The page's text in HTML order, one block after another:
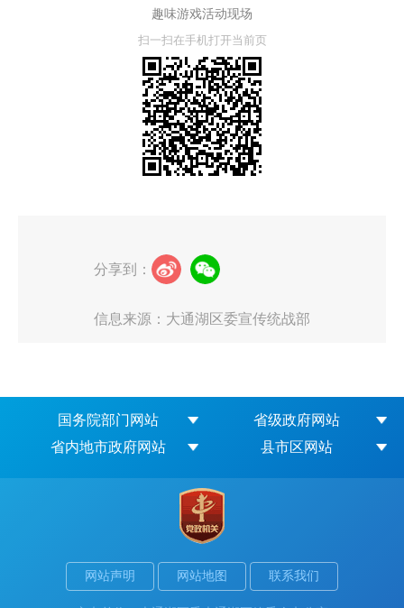
趣味游戏活动现场
扫一扫在手机打开当前页
分享到：
信息来源：大通湖区委宣传统战部
国务院部门网站
省级政府网站
省内地市政府网站
县市区网站
网站声明 网站地图 联系我们